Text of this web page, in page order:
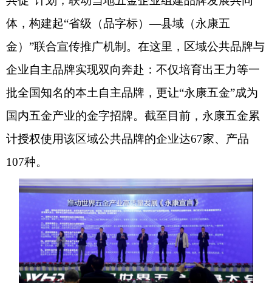
体，构建起“省级（品字标）—县域（永康五
金）”联合宣传推广机制。在这里，区域公共品牌与
企业自主品牌实现双向奔赴：不仅培育出王力等一
批全国知名的本土自主品牌，更让“永康五金”成为
国内五金产业的金字招牌。截至目前，永康五金累
计授权使用该区域公共品牌的企业达67家、产品
107种。